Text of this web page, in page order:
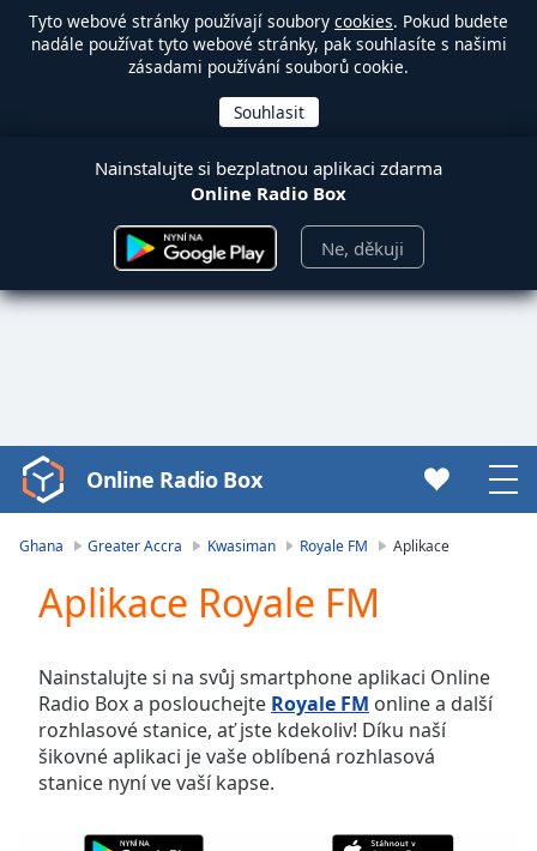
Tyto webové stránky používají soubory cookies. Pokud budete
nadále používat tyto webové stránky, pak souhlasíte s našimi
zásadami používání souborů cookie.
Nainstalujte si bezplatnou aplikaci zdarma
Online Radio Box
Ne, děkuji
Video
Player
Play
Video
Skip
Backward
Skip
Forward
Mute
Current
Online Radio Box
Ghana Greater Accra Kwasiman Royale FM Aplikace
Aplikace Royale FM
Nainstalujte si na svůj smartphone aplikaci Online
Radio Box a poslouchejte Royale FM online a další
rozhlasové stanice, ať jste kdekoliv! Díku naší
šikovné aplikaci je vaše oblíbená rozhlasová
stanice nyní ve vaší kapse.